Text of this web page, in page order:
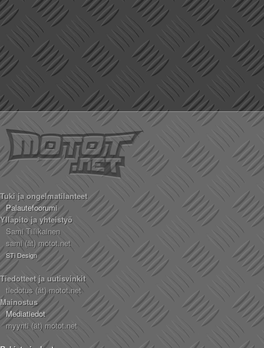
Tuki ja ongelmatilanteet
Palautefoorumi
Ylläpito ja yhteistyö
Sami Tiilikainen
sami (ät) motot.net
STi Design
Tiedotteet ja uutisvinkit
tiedotus (ät) motot.net
Mainostus
Mediatiedot
myynti (ät) motot.net